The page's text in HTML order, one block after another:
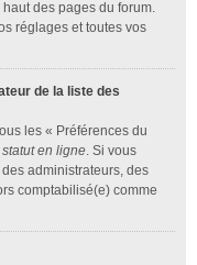
des pages du forum.
réglages et toutes vos
de la liste des
les « Préférences du
en ligne. Si vous
administrateurs, des
comptabilisé(e) comme